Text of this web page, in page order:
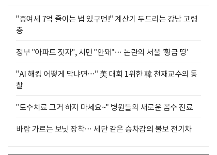
"증여세 7억 줄이는 법 있구먼!" 계산기 두드리는 강남 고령
층
정부 "아파트 짓자", 시민 "안돼"… 논란의 서울 '황금 땅'
"AI 해킹 어떻게 막냐면…" 美 대회 1위한 韓 천재교수의 통
찰
"도수치료 그거 하지 마세요~" 병원들의 새로운 꼼수 진료
바람 가르는 보닛 장착… 세단 같은 승차감의 볼보 전기차